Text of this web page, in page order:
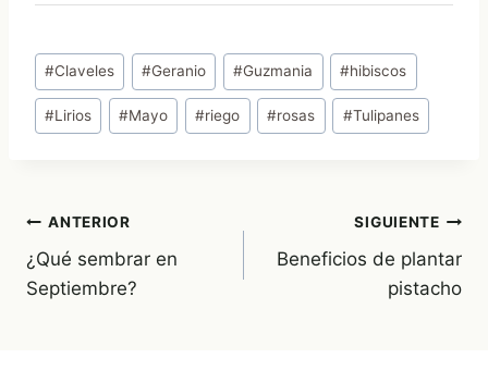
Etiquetas
de
la
#Claveles #Geranio #Guzmania #hibiscos
#Lirios #Mayo #riego #rosas #Tulipanes
Navegación
de
ANTERIOR
¿Qué sembrar en
Septiembre?
SIGUIENTE
Beneficios de plantar
pistacho